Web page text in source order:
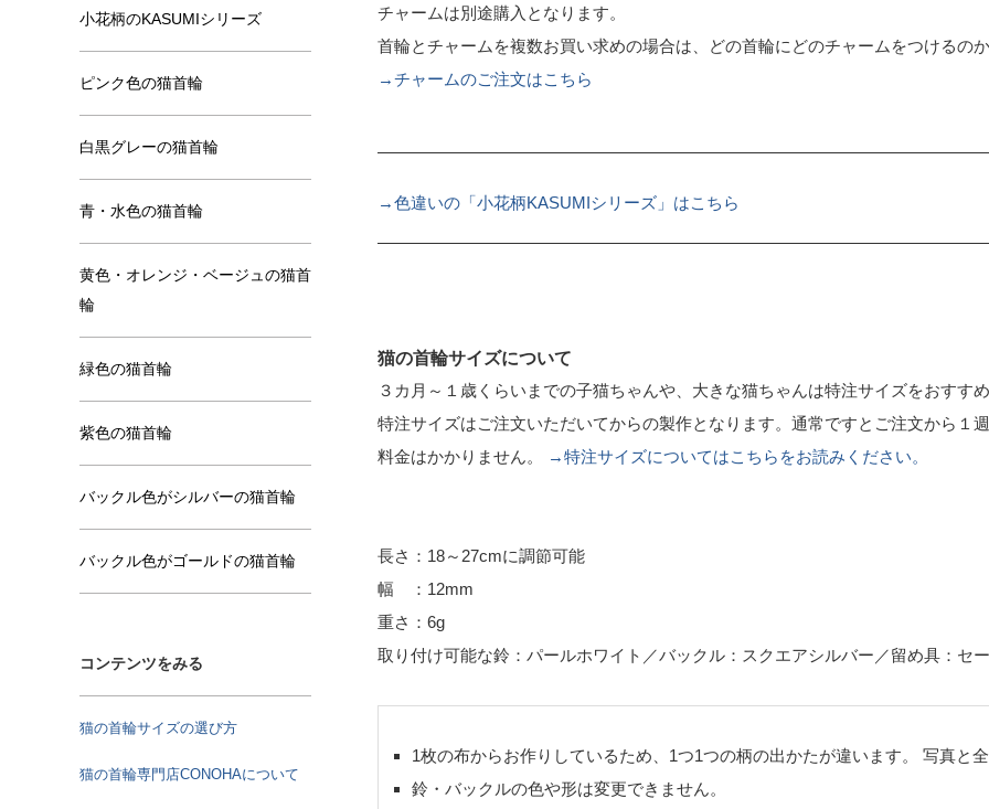
チャームは別途購入となります。
首輪とチャームを複数お買い求めの場合は、どの首輪にどのチャームをつけるの
→チャームのご注文はこちら
→色違いの「小花柄KASUMIシリーズ」はこちら
猫の首輪サイズについて
３カ月～１歳くらいまでの子猫ちゃんや、大きな猫ちゃんは特注サイズをおすすめ
特注サイズはご注文いただいてからの製作となります。通常ですとご注文から１
料金はかかりません。
→特注サイズについてはこちらをお読みください。
長さ：18～27cmに調節可能
幅 ：12mm
重さ：6g
取り付け可能な鈴：パールホワイト／バックル：スクエアシルバー／留め具：セ
1枚の布からお作りしているため、1つ1つの柄の出かたが違います。 写真と
鈴・バックルの色や形は変更できません。
小花柄のKASUMIシリーズ
ピンク色の猫首輪
白黒グレーの猫首輪
青・水色の猫首輪
黄色・オレンジ・ベージュの猫首
輪
緑色の猫首輪
紫色の猫首輪
バックル色がシルバーの猫首輪
バックル色がゴールドの猫首輪
コンテンツをみる
猫の首輪サイズの選び方
猫の首輪専門店CONOHAについて